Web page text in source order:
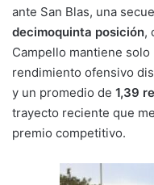
ante San Blas, una
decimoquinta posición,
Campello mantiene
rendimiento ofensivo
y un promedio de 1,39
trayecto reciente que
premio competitivo.